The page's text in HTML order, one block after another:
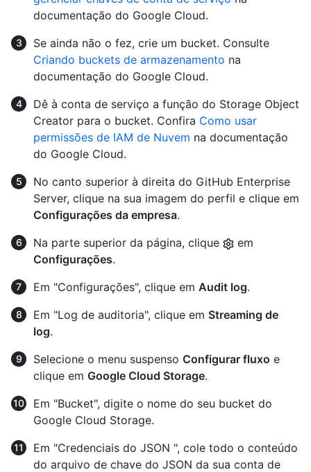
documentação do Google Cloud.
Se ainda não o fez, crie um bucket. Consulte
Criando buckets de armazenamento na
documentação do Google Cloud.
Dê à conta de serviço a função do Storage Object
Creator para o bucket. Confira Como usar
permissões de IAM de Nuvem na documentação
do Google Cloud.
No canto superior à direita do GitHub Enterprise
Server, clique na sua imagem do perfil e clique em
Configurações da empresa.
Na parte superior da página, clique
em
Configurações.
Em "Configurações", clique em Audit log.
Em "Log de auditoria", clique em Streaming de
log.
Selecione o menu suspenso Configurar fluxo e
clique em Google Cloud Storage.
Em "Bucket", digite o nome do seu bucket do
Google Cloud Storage.
Em "Credenciais do JSON ", cole todo o conteúdo
do arquivo de chave do JSON da sua conta de